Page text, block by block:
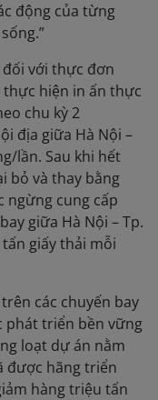
động của từng
với thực đơn
thực hiện in ấn thực
chu kỳ 2
địa giữa Hà Nội –
lần. Sau khi hết
bỏ và thay bằng
ngừng cung cấp
giữa Hà Nội – Tp.
giấy thải mỗi
các chuyến bay
phát triển bền vững
loạt dự án nằm
được hãng triển
hàng triệu tấn